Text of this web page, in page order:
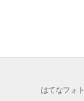
はてなフォ